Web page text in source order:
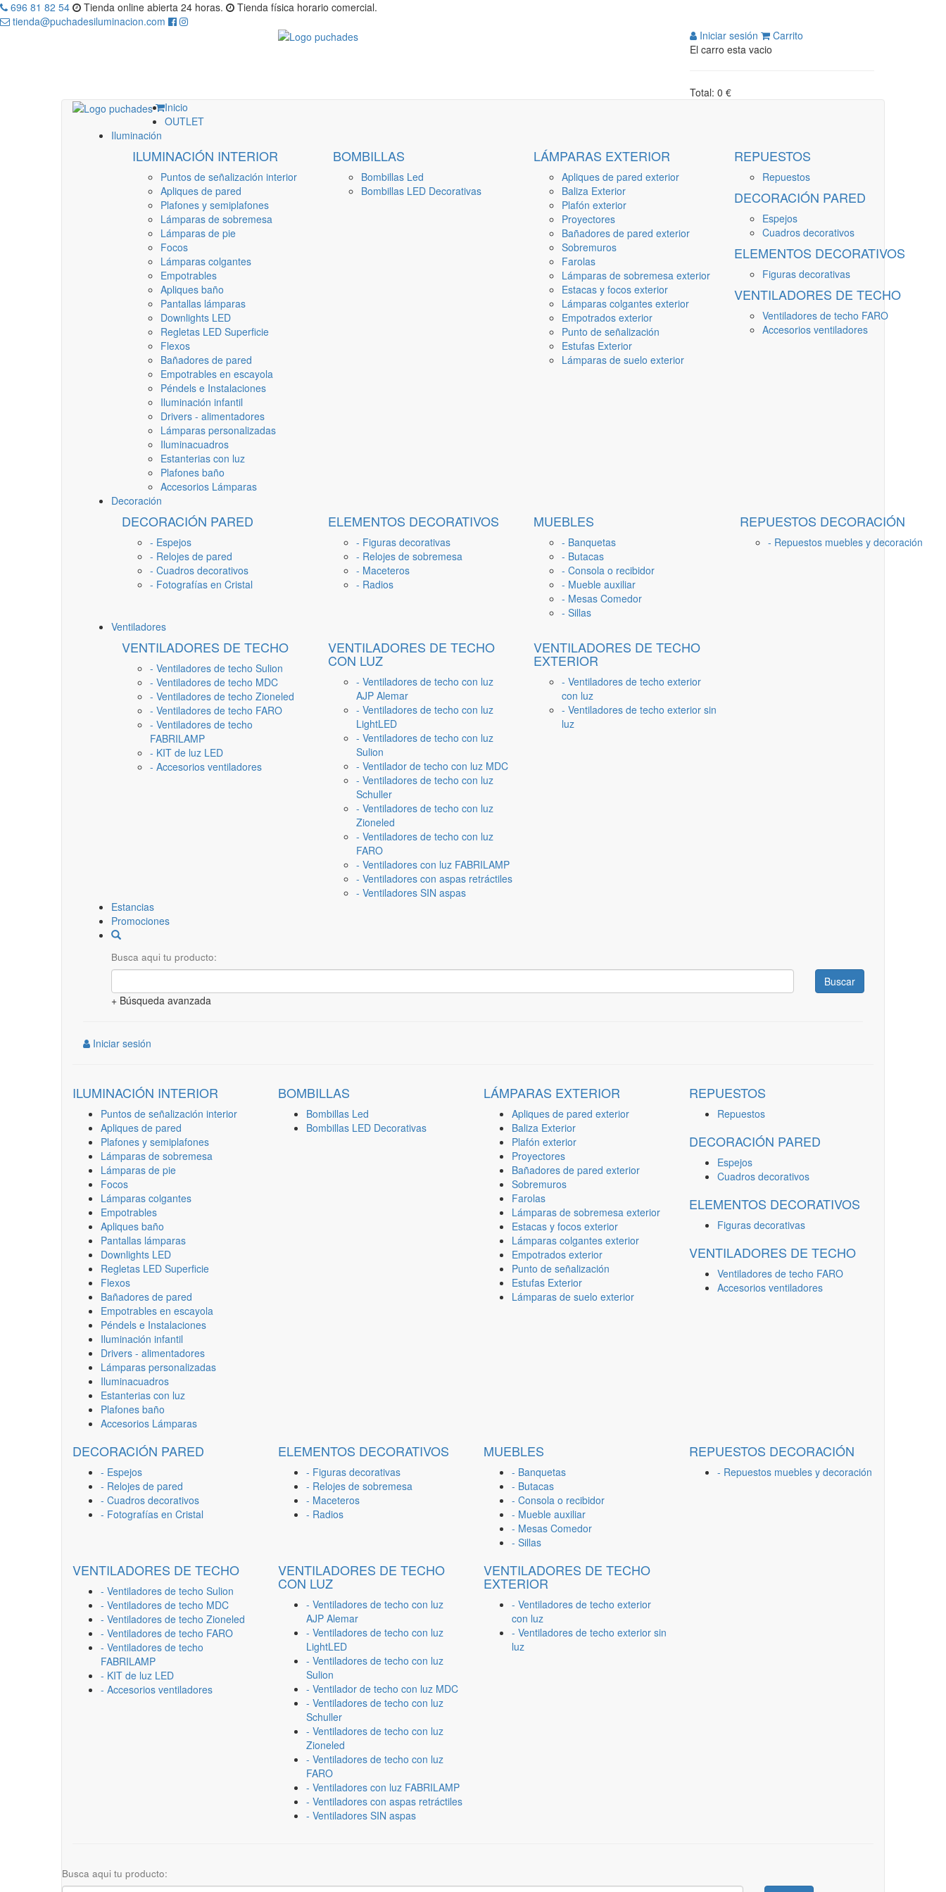
696 81 82 54 Tienda online abierta 24 horas.
Tienda física horario comercial.
tienda@puchadesiluminacion.com
Iniciar sesión
Carrito
El carro esta vacio
Total: 0 €
Inicio
OUTLET
Iluminación
ILUMINACIÓN INTERIOR
Puntos de señalización interior
Apliques de pared
Plafones y semiplafones
Lámparas de sobremesa
Lámparas de pie
Focos
Lámparas colgantes
Empotrables
Apliques baño
Pantallas lámparas
Downlights LED
Regletas LED Superficie
Flexos
Bañadores de pared
Empotrables en escayola
Péndels e Instalaciones
Iluminación infantil
Drivers - alimentadores
Lámparas personalizadas
Iluminacuadros
Estanterias con luz
Plafones baño
Accesorios Lámparas
BOMBILLAS
Bombillas Led
Bombillas LED Decorativas
LÁMPARAS EXTERIOR
Apliques de pared exterior
Baliza Exterior
Plafón exterior
Proyectores
Bañadores de pared exterior
Sobremuros
Farolas
Lámparas de sobremesa exterior
Estacas y focos exterior
Lámparas colgantes exterior
Empotrados exterior
Punto de señalización
Estufas Exterior
Lámparas de suelo exterior
REPUESTOS
Repuestos
DECORACIÓN PARED
Espejos
Cuadros decorativos
ELEMENTOS DECORATIVOS
Figuras decorativas
VENTILADORES DE TECHO
Ventiladores de techo FARO
Accesorios ventiladores
Decoración
DECORACIÓN PARED
- Espejos
- Relojes de pared
- Cuadros decorativos
- Fotografías en Cristal
ELEMENTOS DECORATIVOS
- Figuras decorativas
- Relojes de sobremesa
- Maceteros
- Radios
MUEBLES
- Banquetas
- Butacas
- Consola o recibidor
- Mueble auxiliar
- Mesas Comedor
- Sillas
REPUESTOS DECORACIÓN
- Repuestos muebles y decoración
Ventiladores
VENTILADORES DE TECHO
- Ventiladores de techo Sulion
- Ventiladores de techo MDC
- Ventiladores de techo Zioneled
- Ventiladores de techo FARO
- Ventiladores de techo
FABRILAMP
- KIT de luz LED
- Accesorios ventiladores
VENTILADORES DE TECHO
CON LUZ
- Ventiladores de techo con luz
AJP Alemar
- Ventiladores de techo con luz
LightLED
- Ventiladores de techo con luz
Sulion
- Ventilador de techo con luz MDC
- Ventiladores de techo con luz
Schuller
- Ventiladores de techo con luz
Zioneled
- Ventiladores de techo con luz
FARO
- Ventiladores con luz FABRILAMP
- Ventiladores con aspas retráctiles
- Ventiladores SIN aspas
VENTILADORES DE TECHO
EXTERIOR
- Ventiladores de techo exterior
con luz
- Ventiladores de techo exterior sin
luz
Estancias
Promociones
Busca aqui tu producto:
Buscar
+ Búsqueda avanzada
Iniciar sesión
ILUMINACIÓN INTERIOR
Puntos de señalización interior
Apliques de pared
Plafones y semiplafones
Lámparas de sobremesa
Lámparas de pie
Focos
Lámparas colgantes
Empotrables
Apliques baño
Pantallas lámparas
Downlights LED
Regletas LED Superficie
Flexos
Bañadores de pared
Empotrables en escayola
Péndels e Instalaciones
Iluminación infantil
Drivers - alimentadores
Lámparas personalizadas
Iluminacuadros
Estanterias con luz
Plafones baño
Accesorios Lámparas
BOMBILLAS
Bombillas Led
Bombillas LED Decorativas
LÁMPARAS EXTERIOR
Apliques de pared exterior
Baliza Exterior
Plafón exterior
Proyectores
Bañadores de pared exterior
Sobremuros
Farolas
Lámparas de sobremesa exterior
Estacas y focos exterior
Lámparas colgantes exterior
Empotrados exterior
Punto de señalización
Estufas Exterior
Lámparas de suelo exterior
REPUESTOS
Repuestos
DECORACIÓN PARED
Espejos
Cuadros decorativos
ELEMENTOS DECORATIVOS
Figuras decorativas
VENTILADORES DE TECHO
Ventiladores de techo FARO
Accesorios ventiladores
DECORACIÓN PARED
- Espejos
- Relojes de pared
- Cuadros decorativos
- Fotografías en Cristal
ELEMENTOS DECORATIVOS
- Figuras decorativas
- Relojes de sobremesa
- Maceteros
- Radios
MUEBLES
- Banquetas
- Butacas
- Consola o recibidor
- Mueble auxiliar
- Mesas Comedor
- Sillas
REPUESTOS DECORACIÓN
- Repuestos muebles y decoración
VENTILADORES DE TECHO
- Ventiladores de techo Sulion
- Ventiladores de techo MDC
- Ventiladores de techo Zioneled
- Ventiladores de techo FARO
- Ventiladores de techo
FABRILAMP
- KIT de luz LED
- Accesorios ventiladores
VENTILADORES DE TECHO
CON LUZ
- Ventiladores de techo con luz
AJP Alemar
- Ventiladores de techo con luz
LightLED
- Ventiladores de techo con luz
Sulion
- Ventilador de techo con luz MDC
- Ventiladores de techo con luz
Schuller
- Ventiladores de techo con luz
Zioneled
- Ventiladores de techo con luz
FARO
- Ventiladores con luz FABRILAMP
- Ventiladores con aspas retráctiles
- Ventiladores SIN aspas
VENTILADORES DE TECHO
EXTERIOR
- Ventiladores de techo exterior
con luz
- Ventiladores de techo exterior sin
luz
Busca aqui tu producto: